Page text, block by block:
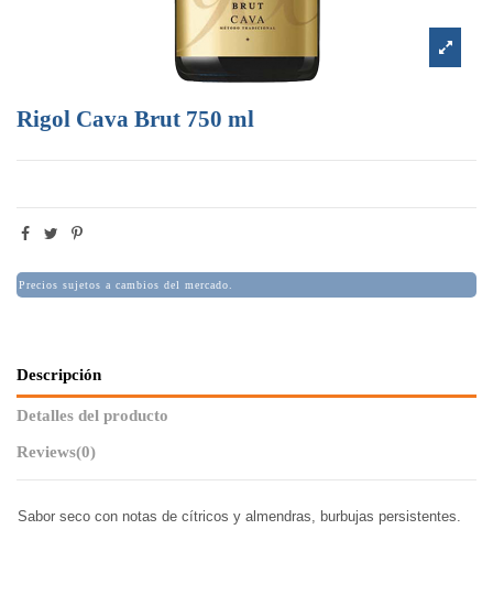
Rigol Cava Brut 750 ml
Precios sujetos a cambios del mercado.
Descripción
Detalles del producto
Reviews(0)
Sabor seco con notas de cítricos y almendras, burbujas persistentes.